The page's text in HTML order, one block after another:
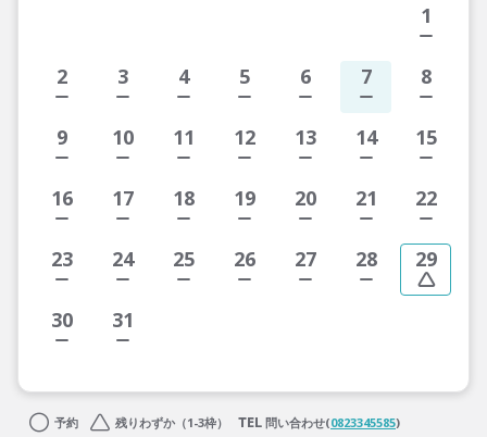
1
2 3 4 5 6 7 8
9 10 11 12 13 14 15
16 17 18 19 20 21 22
23 24 25 26 27 28 29
30 31
予約 残りわずか（1-3枠） 問い合わせ(0823345585)